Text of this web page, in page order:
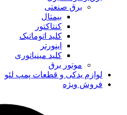
برق صنعتی
بیمتال
کنتاکتور
کلید اتوماتیک
اینورتر
کلید مینیاتوری
موتور برق
لوازم یدکی و قطعات پمپ لئو
فروش ویژه